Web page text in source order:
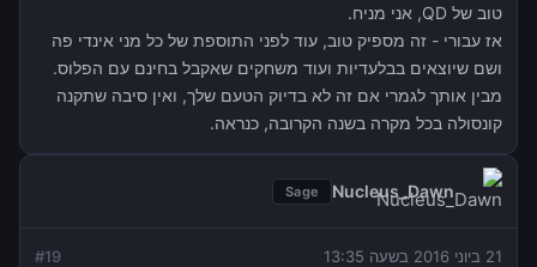
טוב של QD, אני מניח.
אז עבורי - זה מספיק טוב, עוד לפני התוספת של כל מני אינדי פה
ושם שיוצאים בבלעדיות ועוד משחקים שאקבל בחינם עם הפלוס.
מבין אותך לגמרי אם זה לא בדיוק הטעם שלך, ואין סיבה שתקנה
קונסולה בכל מקרה בשנה הקרובה, כנראה.
Nucleus_Dawn
Sage
21 ביוני 2016 בשעה 13:35 #19